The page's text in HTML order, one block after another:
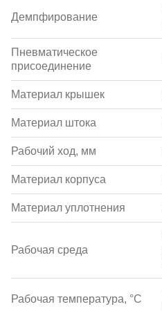
Демпфирование
Пневматическое
присоединение
Материал крышек
Материал штока
Рабочий ход, мм
Материал корпуса
Материал уплотнения
Рабочая среда
Рабочая температура, °С